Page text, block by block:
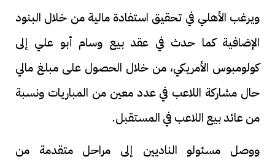
ويرغب الأهلي في تحقيق استفادة مالية من خلال البنود
الإضافية كما حدث في عقد بيع وسام أبو علي إلى
كولومبوس الأمريكي، من خلال الحصول على مبلغ مالي
حال مشاركة اللاعب في عدد معين من المباريات ونسبة
من عائد بيع اللاعب في المستقبل.
ووصل مسئولو الناديين إلى مراحل متقدمة من